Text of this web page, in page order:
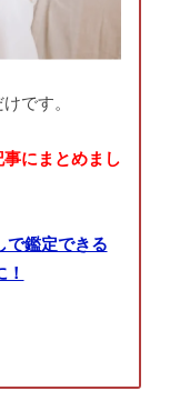
です。
にまとめまし
で鑑定できる